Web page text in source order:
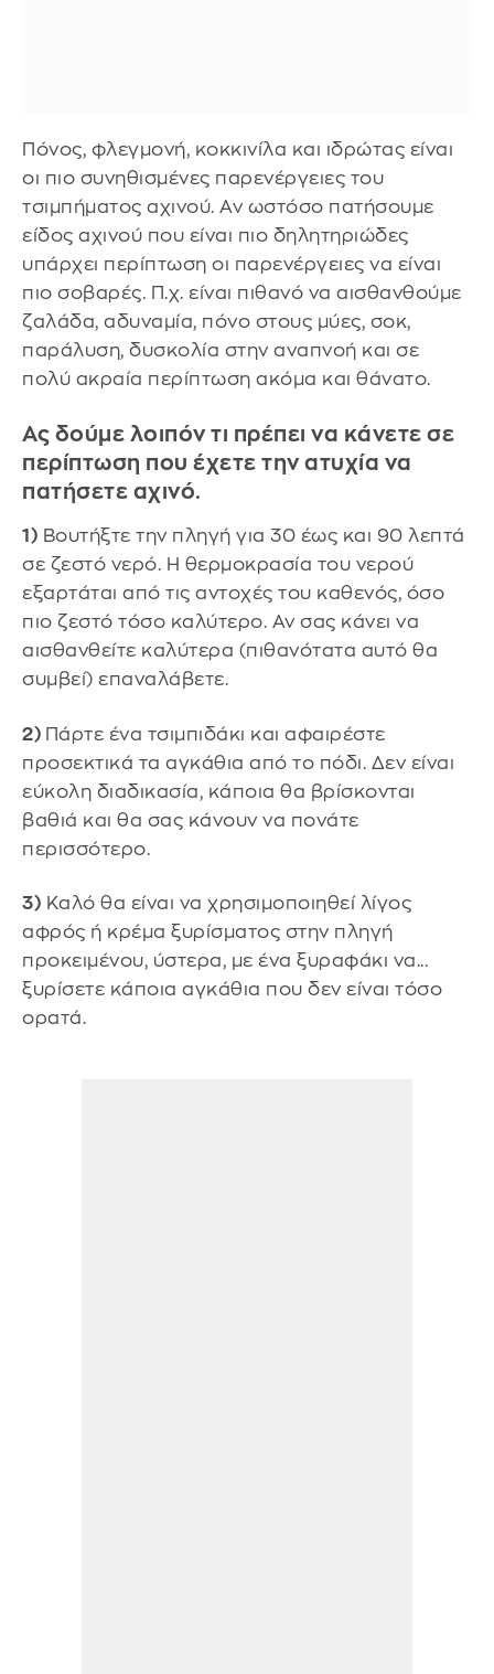
Πόνος, φλεγμονή, κοκκινίλα και ιδρώτας είναι
οι πιο συνηθισμένες παρενέργειες του
τσιμπήματος αχινού. Αν ωστόσο πατήσουμε
είδος αχινού που είναι πιο δηλητηριώδες
υπάρχει περίπτωση οι παρενέργειες να είναι
πιο σοβαρές. Π.χ. είναι πιθανό να αισθανθούμε
ζαλάδα, αδυναμία, πόνο στους μύες, σοκ,
παράλυση, δυσκολία στην αναπνοή και σε
πολύ ακραία περίπτωση ακόμα και θάνατο.
Ας δούμε λοιπόν τι πρέπει να κάνετε σε
περίπτωση που έχετε την ατυχία να
πατήσετε αχινό.
1) Βουτήξτε την πληγή για 30 έως και 90 λεπτά
σε ζεστό νερό. Η θερμοκρασία του νερού
εξαρτάται από τις αντοχές του καθενός, όσο
πιο ζεστό τόσο καλύτερο. Αν σας κάνει να
αισθανθείτε καλύτερα (πιθανότατα αυτό θα
συμβεί) επαναλάβετε.
2) Πάρτε ένα τσιμπιδάκι και αφαιρέστε
προσεκτικά τα αγκάθια από το πόδι. Δεν είναι
εύκολη διαδικασία, κάποια θα βρίσκονται
βαθιά και θα σας κάνουν να πονάτε
περισσότερο.
3) Καλό θα είναι να χρησιμοποιηθεί λίγος
αφρός ή κρέμα ξυρίσματος στην πληγή
προκειμένου, ύστερα, με ένα ξυραφάκι να...
ξυρίσετε κάποια αγκάθια που δεν είναι τόσο
ορατά.